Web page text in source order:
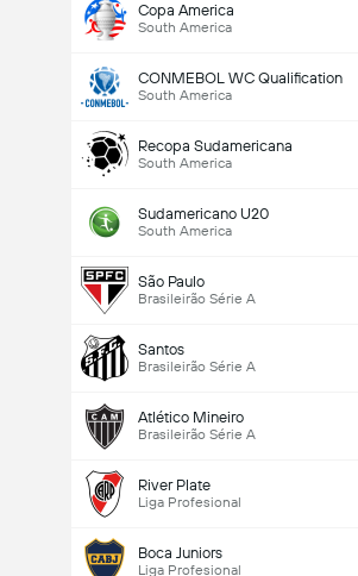
Copa America
South America
CONMEBOL WC Qualification
South America
Recopa Sudamericana
South America
Sudamericano U20
South America
São Paulo
Brasileirão Série A
Santos
Brasileirão Série A
Atlético Mineiro
Brasileirão Série A
River Plate
Liga Profesional
Boca Juniors
Liga Profesional